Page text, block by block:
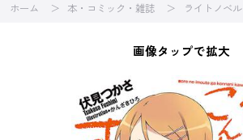
ホーム 本・コミック・雑誌 ライトノベル
画像タップで拡大